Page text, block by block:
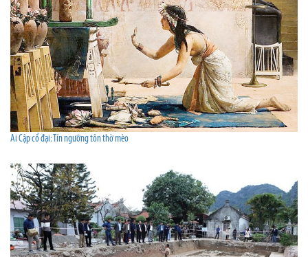
Ai Cập cổ đại: Tín ngưỡng tôn thờ mèo